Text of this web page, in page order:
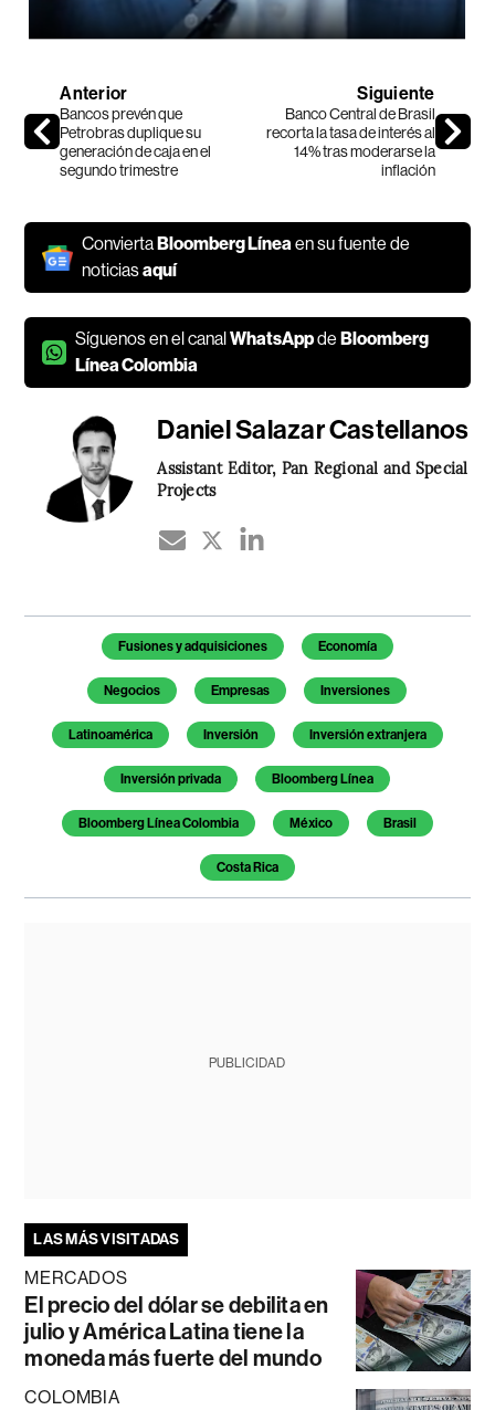
Anterior
Bancos prevén que
Petrobras duplique su
generación de caja en el
segundo trimestre
Siguiente
Banco Central de Brasil
recorta la tasa de interés al
14% tras moderarse la
inflación
Convierta Bloomberg Líneaen su fuente de
noticiasaquí
Síguenos en el canalWhatsAppde Bloomberg
Línea Colombia
Daniel Salazar Castellanos
Assistant Editor, Pan Regional and Special
Projects
Temas de este artículo
Fusiones y adquisiciones Economía
Negocios Empresas Inversiones
Latinoamérica Inversión Inversión extranjera
Inversión privada Bloomberg Línea
Bloomberg Línea Colombia México Brasil
Costa Rica
PUBLICIDAD
LAS MÁS VISITADAS
MERCADOS
El precio del dólar se debilita en
julio y América Latina tiene la
moneda más fuerte del mundo
COLOMBIA